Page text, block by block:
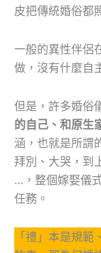
皮把傳統婚俗都
一般的異性伴侶
做，沒有什麼自
但是，許多婚俗
的自己、和原生
涵，也就是所謂
拜別、大哭，到
…，整個嫁娶儀
任務。
「禮」本是規